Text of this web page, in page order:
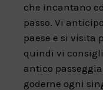
che incantano
passo. Vi
paese e si visita
quindi vi
antico
goderne ogni